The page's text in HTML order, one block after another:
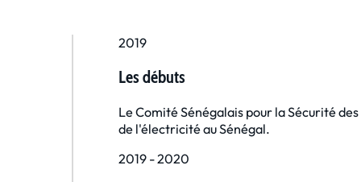
2019
Les débuts
Le Comité Sénégalais pour la Sécurité
de l'électricité au Sénégal.
2019 - 2020